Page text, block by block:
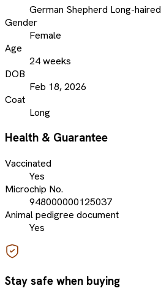
German Shepherd Long-haired
Gender
Female
Age
24 weeks
DOB
Feb 18, 2026
Coat
Long
Health & Guarantee
Vaccinated
Yes
Microchip No.
948000000125037
Animal pedigree document
Yes
Stay safe when buying